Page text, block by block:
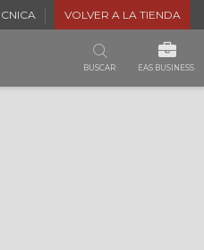
VOLVER A LA TIENDA
BUSCAR EAS BUSINESS